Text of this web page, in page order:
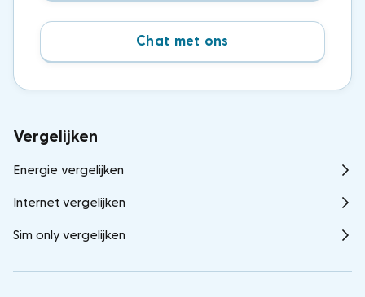
Chat met ons
Vergelijken
Energie vergelijken
Internet vergelijken
Sim only vergelijken